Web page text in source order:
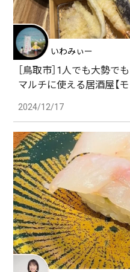
いわみぃー
［鳥取市］1人でも大勢で
マルチに使える居酒屋【モ
2024/12/17